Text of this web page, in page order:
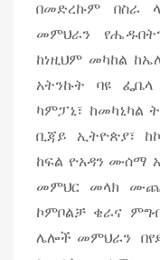
በመድረኩም በስራ
መምህራን
ከነዚህም መካከል
አትንኩት ባዩ
ካምፓኒ፣ ከመካኒካል
ቢጃይ ኢትዮጵያ፣
ከፍል ዮአዳን ሙሰማ
መምህር መላክ ሙጨ
ኮምቦልቻ ቄራና
ሌሎች መምህራን